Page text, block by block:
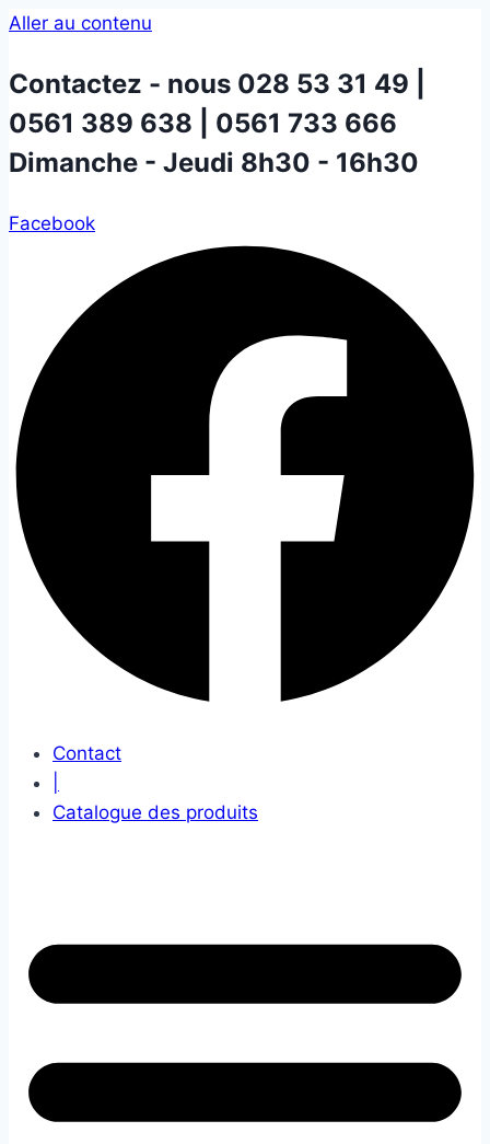
Aller au contenu
Contactez - nous 028 53 31 49 |
0561 389 638 | 0561 733 666
Dimanche - Jeudi 8h30 - 16h30
Facebook
Contact
Catalogue des produits